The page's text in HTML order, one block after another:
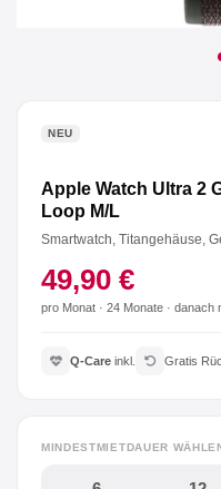
NEU
Apple Watch Ultra 2
Loop M/L
Smartwatch, Titangehäuse,
49,90 €
pro Monat · 24 Monate · danach
Q-Care inkl. Gratis
MINDESTMIETDAUER